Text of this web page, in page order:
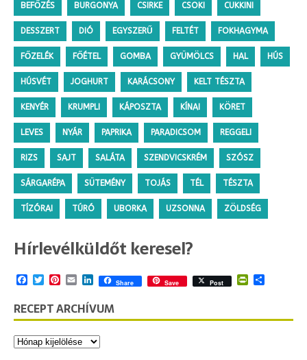
BEFŐZÉS BURGONYA CSIRKE CSOKI CUKKINI
DESSZERT DIÓ EGYSZERŰ FELTÉT FOKHAGYMA
FŐZELÉK FŐÉTEL GOMBA GYÜMÖLCS HAL HÚS
HÚSVÉT JOGHURT KARÁCSONY KELT TÉSZTA
KENYÉR KRUMPLI KÁPOSZTA KÍNAI KÖRET
LEVES NYÁR PAPRIKA PARADICSOM REGGELI
RIZS SAJT SALÁTA SZENDVICSKRÉM SZÓSZ
SÁRGARÉPA SÜTEMÉNY TOJÁS TÉL TÉSZTA
TÍZÓRAI TÚRÓ UBORKA UZSONNA ZÖLDSÉG
Hírlevélküldőt keresel?
F
c
e
b
o
o
T
i
t
t
e
r
P
n
t
e
r
e
E
a
i
l
n
k
e
d
I
Share Save Post
P
t
a
RECEPT ARCHÍVUM